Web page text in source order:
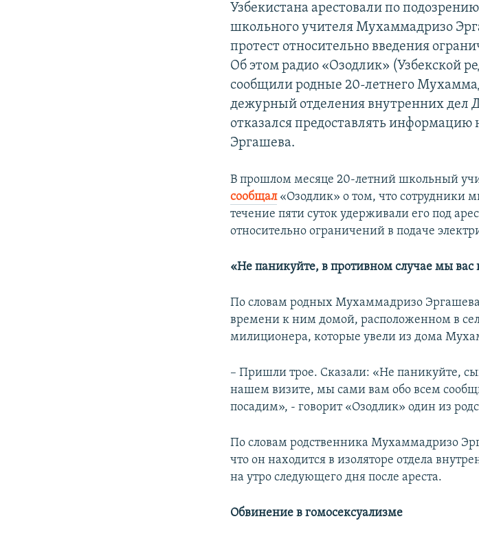
Узбекистана арестовали по
школьного учителя Мухаммадризо
протест относительно введения
Об этом радио «Озодлик» (Узбекской
сообщили родные 20-летнего
дежурный отделения внутренних дел
отказался предоставлять информацию
Эргашева.
В прошлом месяце 20-летний школьный
сообщал«Озодлик» о том, что сотрудники
течение пяти суток удерживали его под
относительно ограничений в подаче
«Не паникуйте, в противном случае мы вас
По словам родных Мухаммадризо
времени к ним домой, расположенном в
милиционера, которые увели из дома
– Пришли трое. Сказали: «Не паникуйте,
нашем визите, мы сами вам обо всем
посадим», - говорит «Озодлик» один из
По словам родственника Мухаммадризо
что он находится в изоляторе отдела
на утро следующего дня после ареста.
Обвинение в гомосексуализме